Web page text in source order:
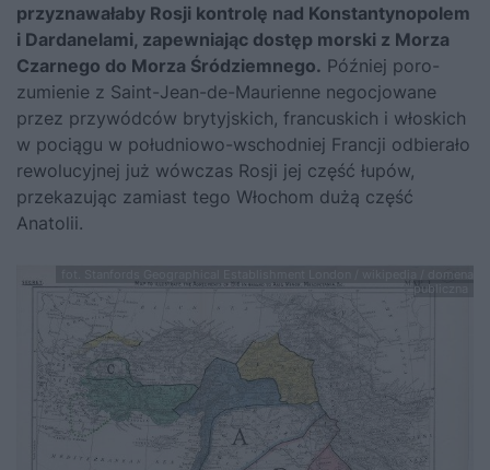
przyznawałaby Rosji kontrolę nad Konstantynopolem
i Dardanelami, zapewniając do­stęp morski z Morza
Czarnego do Morza Śródziemnego. Później poro­
zumienie z Saint-Jean-de-Maurienne negocjowane
przez przywódców brytyjskich, francuskich i włoskich
w pociągu w południowo-wschod­niej Francji odbierało
rewolucyjnej już wówczas Rosji jej część łupów,
przekazując zamiast tego Włochom dużą część
Anatolii.
fot. Stanfords Geographical Establishment London / wikipedia / domena
publiczna